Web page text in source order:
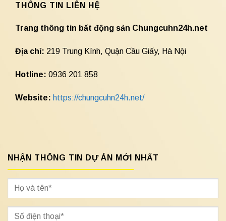
THÔNG TIN LIÊN HỆ
Trang thông tin bất động sản Chungcuhn24h.net
Địa chỉ: 219 Trung Kính, Quận Cầu Giấy, Hà Nội
Hotline: 0936 201 858
Website: https://chungcuhn24h.net/
NHẬN THÔNG TIN DỰ ÁN MỚI NHẤT